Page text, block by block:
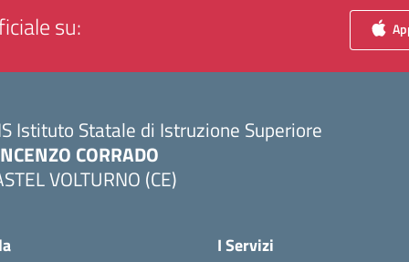
su:
Istituto Statale di Istruzione Superiore
CORRADO
VOLTURNO (CE)
I Servizi